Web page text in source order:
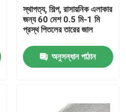
স্থাপত্য, শিল্প, রাসায়নিক এলাকার
জন্য 60 মেশ 0.5 মি-1 মি
প্রস্থ পিতলের তারের জাল
অনুসন্ধান পাঠান